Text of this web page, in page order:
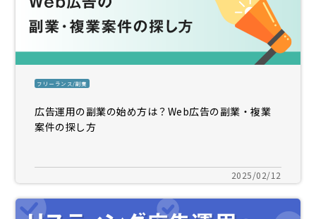
フリーランス/副業
広告運用の副業の始め方は？Web広告の副業・複業
案件の探し方
2025/02/12